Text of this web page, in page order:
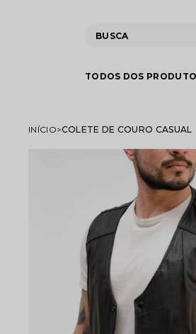
TODOS DOS
INÍCIO COLETE DE COURO CASUAL